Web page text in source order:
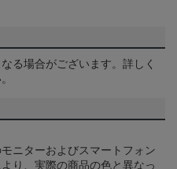
る場合がございます。詳しく
ニターおよびスマートフォン
り、実際の商品の色と異なっ